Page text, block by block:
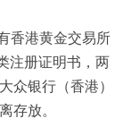
香港黄金交易所
注册证明书，两
众银行（香港）
存放。